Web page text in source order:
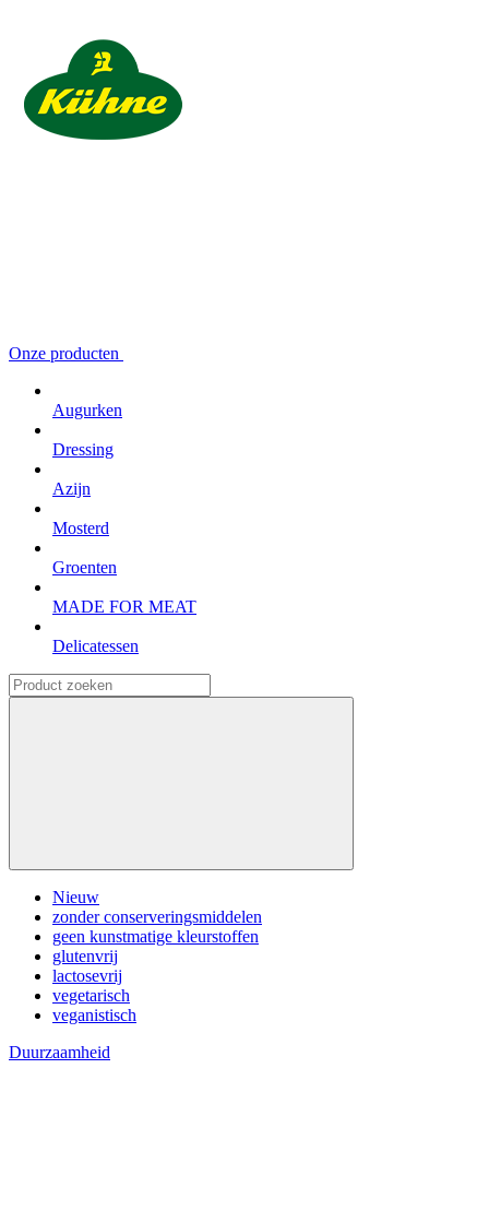
Onze producten
Augurken
Dressing
Azijn
Mosterd
Groenten
MADE FOR MEAT
Delicatessen
Nieuw
zonder conserveringsmiddelen
geen kunstmatige kleurstoffen
glutenvrij
lactosevrij
vegetarisch
veganistisch
Duurzaamheid